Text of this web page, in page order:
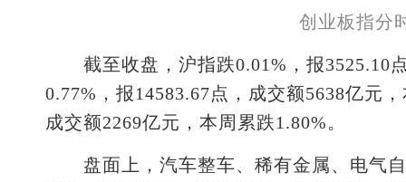
创业板指分
截至收盘，沪指跌0.01%，报3525.10
0.77%，报14583.67点，成交额5638亿元
成交额2269亿元，本周累跌1.80%。
盘面上，汽车整车、稀有金属、电气自